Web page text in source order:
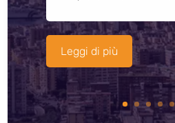
Leggi di più